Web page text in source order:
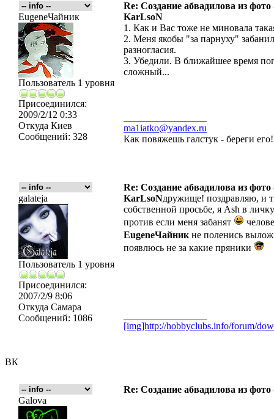
ВК
Re: Создание абвадилова из
EugeneЧайник
Пользователь 1 уровня
Присоединился:
2009/2/12 0:33
Откуда Киев
Сообщений: 328
KarLsoN
1. Как и Вас тоже не миновала
2. Меня якобы "за парнуху"
разногласия.
3. Убедили. В ближайшее время
сложный...
ma1iatko@yandex.ru
Как повяжешь галстук - береги
Re: Создание абвадилова из
galateja
Пользователь 1 уровня
Присоединился:
2007/2/9 8:06
Откуда Самара
Сообщений: 1086
KarLsoNдружище! поздравляю, и
собственной просьбе, я Ash в
против если меня забанят
EugeneЧайник не поленись
появлюсь не за какие пряники
[img]http://hobbyclubs.info/forum/
Re: Создание абвадилова из
Galova